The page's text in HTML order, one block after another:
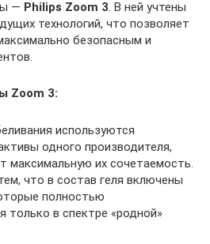
— Philips Zoom 3. В ней учтены
технологий, что позволяет
безопасным и
Zoom 3:
используются
одного производителя,
максимальную их сочетаемость.
что в состав геля включены
полностью
только в спектре «родной»